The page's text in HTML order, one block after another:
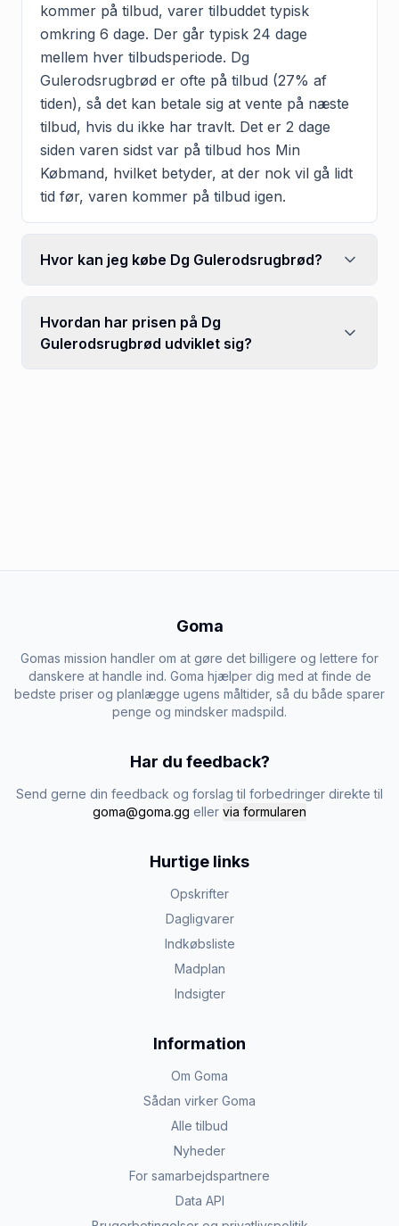
kommer på tilbud, varer tilbuddet typisk
omkring 6 dage. Der går typisk 24 dage
mellem hver tilbudsperiode. Dg
Gulerodsrugbrød er ofte på tilbud (27% af
tiden), så det kan betale sig at vente på næste
tilbud, hvis du ikke har travlt. Det er 2 dage
siden varen sidst var på tilbud hos Min
Købmand, hvilket betyder, at der nok vil gå lidt
tid før, varen kommer på tilbud igen.
Hvor kan jeg købe Dg Gulerodsrugbrød?
Hvordan har prisen på Dg
Gulerodsrugbrød udviklet sig?
Goma
Gomas mission handler om at gøre det billigere og lettere for
danskere at handle ind. Goma hjælper dig med at finde de
bedste priser og planlægge ugens måltider, så du både sparer
penge og mindsker madspild.
Har du feedback?
Send gerne din feedback og forslag til forbedringer direkte til
goma@goma.gg eller via formularen
Hurtige links
Opskrifter
Dagligvarer
Indkøbsliste
Madplan
Indsigter
Information
Om Goma
Sådan virker Goma
Alle tilbud
Nyheder
For samarbejdspartnere
Data API